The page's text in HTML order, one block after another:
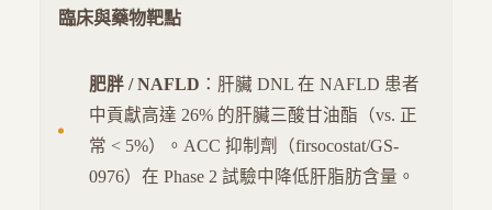
臨床與藥物靶點
肥胖 / NAFLD ：肝臟 DNL 在 NAFLD 患者
中貢獻高達 26% 的肝臟三酸甘油酯（vs. 正
常 < 5%）。ACC 抑制劑（firsocostat/GS-
0976）在 Phase 2 試驗中降低肝脂肪含量。